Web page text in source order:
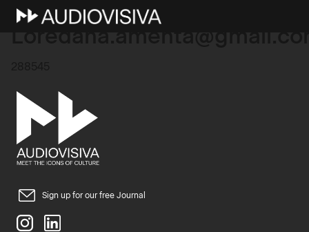
22 Dicembre 2024
Sign up for our free Journal